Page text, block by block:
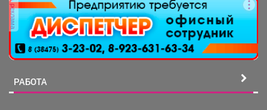
реклама
РАБОТА